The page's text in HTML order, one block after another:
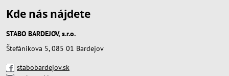
Kde nás nájdete
STABO BARDEJOV, s.r.o.
Štefánikova 5, 085 01 Bardejov
stabobardejov.sk